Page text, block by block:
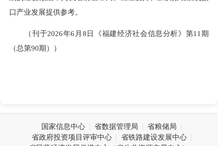
口产业发展提供参考。
（刊于2026年6月8日《福建经济社会信息分析》第11期
（总第90期））
国家信息中心 省数据管理局
省粮储局
省政府投资项目评审中心
省铁路建设发展中心